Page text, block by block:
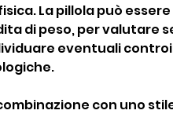
La pillola può
di peso, per valutare
eventuali
con uno